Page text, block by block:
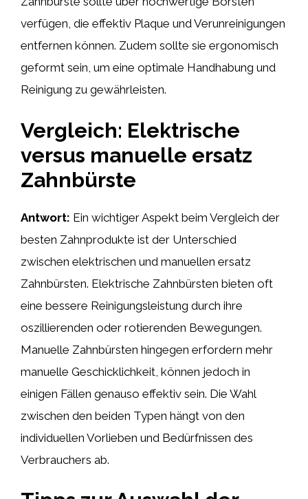
verfügen, die effektiv Plaque und Verunreinigungen
entfernen können. Zudem sollte sie ergonomisch
geformt sein, um eine optimale Handhabung und
Reinigung zu gewährleisten.
Vergleich: Elektrische
versus manuelle ersatz
Zahnbürste
Antwort: Ein wichtiger Aspekt beim Vergleich der
besten Zahnprodukte ist der Unterschied
zwischen elektrischen und manuellen ersatz
Zahnbürsten. Elektrische Zahnbürsten bieten oft
eine bessere Reinigungsleistung durch ihre
oszillierenden oder rotierenden Bewegungen.
Manuelle Zahnbürsten hingegen erfordern mehr
manuelle Geschicklichkeit, können jedoch in
einigen Fällen genauso effektiv sein. Die Wahl
zwischen den beiden Typen hängt von den
individuellen Vorlieben und Bedürfnissen des
Verbrauchers ab.